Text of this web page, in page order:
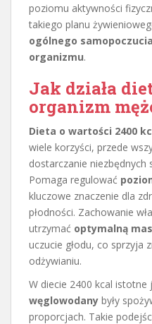
poziomu aktywności
takiego planu
ogólnego samopoczucia
organizmu.
Jak działa
organizm
Dieta o wartości 2400
wiele korzyści, przede
dostarczanie niezbędnych
Pomaga regulować
kluczowe znaczenie dla
płodności. Zachowanie
utrzymać optymalną
uczucie głodu, co sprzyja
odżywianiu.
W diecie 2400 kcal istotne
węglowodany były
proporcjach. Takie